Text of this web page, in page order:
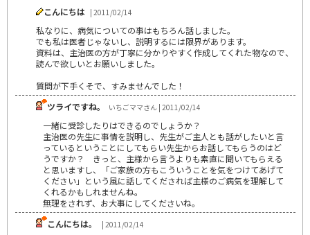
こんにちは | 2011/02/14
私なりに、病気についての事はもちろん話しました。
でも私は医者じゃないし、説明するには限界があります。
資料は、主治医の方が丁寧に分かりやすく作成してくれた物なので、
読んで欲しいとお願いしました。
質問が下手くそで、すみませんでした！
ツライですね。
いちごママさん | 2011/02/14
一緒に受診したりはできるのでしょうか？
主治医の先生に事情を説明し、先生がご主人とも話がしたいと言
っているということにしてもらい先生からお話してもらうのはど
うですか？ きっと、主様から言うよりも素直に聞いてもらえる
と思いますし、「ご家族の方もこういうことを気をつけてあげて
ください」という風に話してくだされば主様のご病気を理解して
くれるかもしれませんね。
無理をされず、お大事にしてくださいね。
こんにちは。
| 2011/02/14